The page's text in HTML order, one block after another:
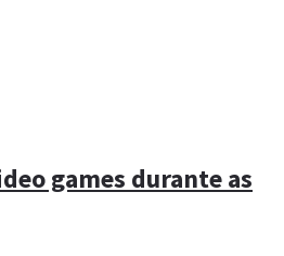
games durante as